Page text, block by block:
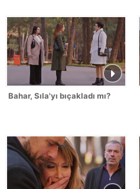
Bahar, Sıla'yı bıçakladı mı?